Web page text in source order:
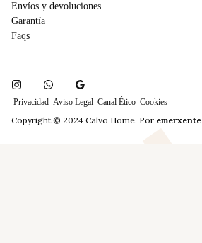
Envíos y devoluciones
Garantía
Faqs
Copyright © 2024 Calvo Home. Por emerxente
Privacidad Aviso Legal Canal Ético Cookies